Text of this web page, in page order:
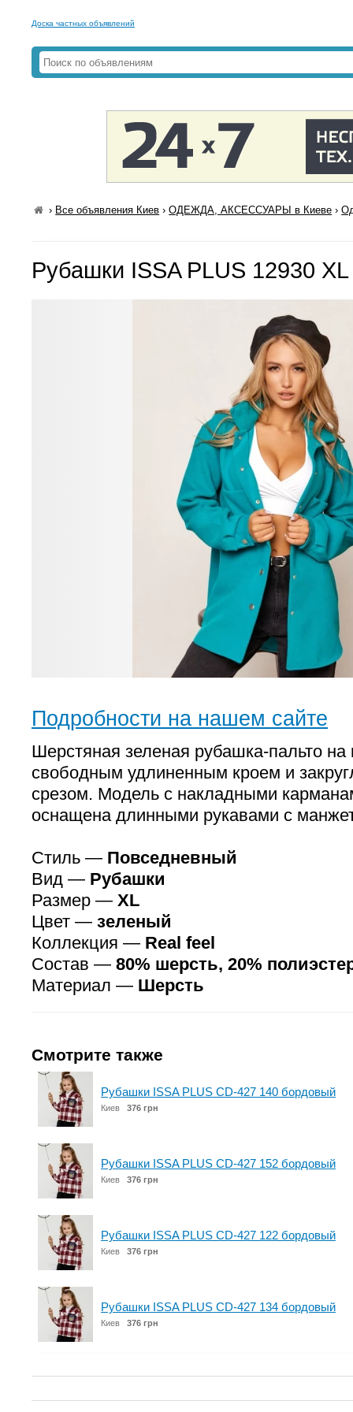
Доска частных объявлений
› Все объявления Киев ›ОДЕЖДА, АКСЕССУАРЫ в Киеве ›
Рубашки ISSA PLUS 12930
Подробности на нашем сайте
Шерстяная зеленая рубашка-пальто на
свободным удлиненным кроем и
срезом. Модель с накладными
оснащена длинными рукавами с
Стиль — Повседневный
Вид — Рубашки
Размер — XL
Цвет — зеленый
Коллекция — Real feel
Состав — 80% шерсть, 20%
Материал — Шерсть
Смотрите также
Рубашки ISSA PLUS CD-427 140 бордовый
Киев 376 грн
Рубашки ISSA PLUS CD-427 152 бордовый
Киев 376 грн
Рубашки ISSA PLUS CD-427 122 бордовый
Киев 376 грн
Рубашки ISSA PLUS CD-427 134 бордовый
Киев 376 грн